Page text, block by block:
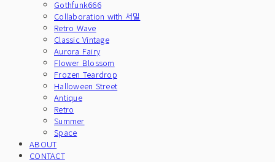
Gothfunk666
Collaboration with 서밀
Retro Wave
Classic Vintage
Aurora Fairy
Flower Blossom
Frozen Teardrop
Halloween Street
Antique
Retro
Summer
Space
ABOUT
CONTACT